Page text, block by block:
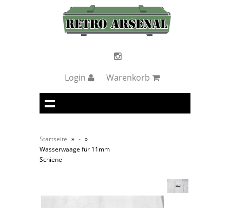
Login Warenkorb
Startseite » - »
Wasserwaage für 11mm
Schiene